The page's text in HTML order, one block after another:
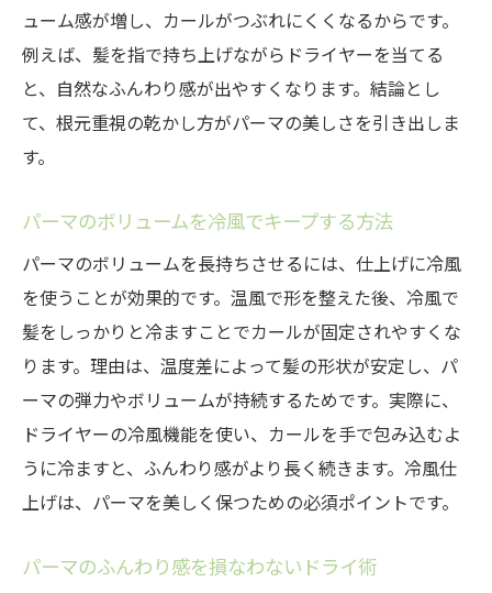
ューム感が増し、カールがつぶれにくくなるからです。
例えば、髪を指で持ち上げながらドライヤーを当てる
と、自然なふんわり感が出やすくなります。結論とし
て、根元重視の乾かし方がパーマの美しさを引き出しま
す。
パーマのボリュームを冷風でキープする方法
パーマのボリュームを長持ちさせるには、仕上げに冷風
を使うことが効果的です。温風で形を整えた後、冷風で
髪をしっかりと冷ますことでカールが固定されやすくな
ります。理由は、温度差によって髪の形状が安定し、パ
ーマの弾力やボリュームが持続するためです。実際に、
ドライヤーの冷風機能を使い、カールを手で包み込むよ
うに冷ますと、ふんわり感がより長く続きます。冷風仕
上げは、パーマを美しく保つための必須ポイントです。
パーマのふんわり感を損なわないドライ術